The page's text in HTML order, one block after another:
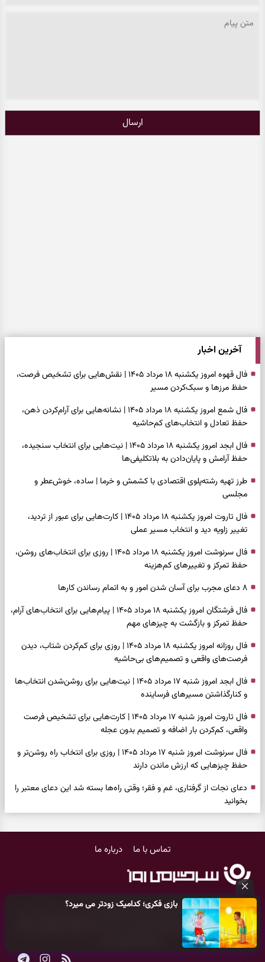
بازی فکری؛ کدامیک زودتر می میرد؟
ارسال
آخرین اخبار
فال قهوه امروز یکشنبه ۱۸ مرداد ۱۴۰۵ | نقش‌هایی برای تشخیص فرصت،
حفظ مرزها و سبک‌کردن مسیر
فال شمع امروز یکشنبه ۱۸ مرداد ۱۴۰۵ | نشانه‌هایی برای آرام‌کردن ذهن،
حفظ تعادل و انتخاب‌های کم‌حاشیه
فال ابجد امروز یکشنبه ۱۸ مرداد ۱۴۰۵ | نیت‌هایی برای انتخاب سنجیده،
حفظ آرامش و پایان‌دادن به بلاتکلیفی‌ها
طرز تهیه رشته‌پلوی اقتصادی با کشمش و خرما | ساده، خوش‌عطر و
مجلسی
فال تاروت امروز یکشنبه ۱۸ مرداد ۱۴۰۵ | کارت‌هایی برای عبور از تردید،
تغییر زاویه دید و انتخاب مسیر عملی
فال سرنوشت امروز یکشنبه ۱۸ مرداد ۱۴۰۵ | روزی برای انتخاب‌های روشن،
حفظ تمرکز و تغییرهای کم‌هزینه
۸ دعای مجرب برای آسان شدن امور و به اتمام رساندن کار‌ها
فال فرشتگان امروز یکشنبه ۱۸ مرداد ۱۴۰۵ | پیام‌هایی برای انتخاب‌های آرام،
حفظ تمرکز و بازگشت به چیزهای مهم
فال روزانه امروز یکشنبه ۱۸ مرداد ۱۴۰۵ | روزی برای کم‌کردن شتاب، دیدن
فرصت‌های واقعی و تصمیم‌های بی‌حاشیه
فال ابجد امروز شنبه ۱۷ مرداد ۱۴۰۵ | نیت‌هایی برای روشن‌شدن انتخاب‌ها
و کنارگذاشتن مسیرهای فرساینده
فال تاروت امروز شنبه ۱۷ مرداد ۱۴۰۵ | کارت‌هایی برای تشخیص فرصت
واقعی، کم‌کردن بار اضافه و تصمیم بدون عجله
فال سرنوشت امروز شنبه ۱۷ مرداد ۱۴۰۵ | روزی برای انتخاب راه روشن‌تر و
حفظ چیزهایی که ارزش ماندن دارند
دعای نجات از گرفتاری، غم و فقر؛ وقتی راه‌ها بسته شد این دعای معتبر را
بخوانید
جمع‌کردن حاشیه‌ها
و عمل به مسئولیت‌ها
و عبور از دودلی
تماس با ما درباره ما
کلیه حقوق مادی و معنوی این سایت متعلق بهپایگاه خبری سرگرمی روز
می‌باشد و هر گونه کپی‌برداری توسط دیگر سایت‌ها